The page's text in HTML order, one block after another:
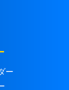
ー